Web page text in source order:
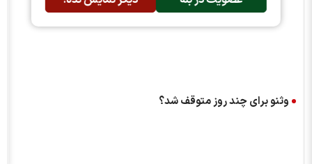
وثنو برای چند روز متوقف شد؟